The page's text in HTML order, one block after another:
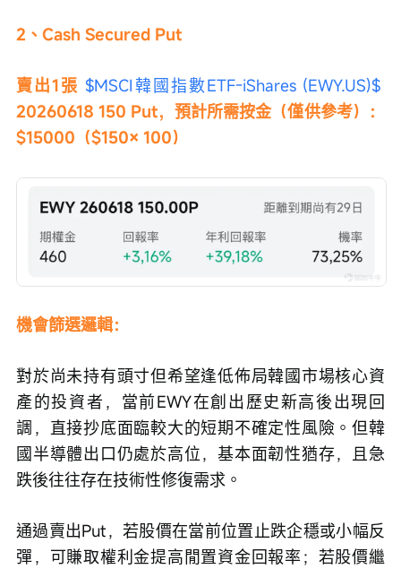
2、Cash Secured Put
賣出1張 $MSCI韓國指數ETF-iShares (EWY.US)$
20260618 150 Put，預計所需按金（僅供參考）：
$15000（$150× 100）
機會篩選邏輯：
對於尚未持有頭寸但希望逢低佈局韓國市場核心資
產的投資者，當前EWY在創出歷史新高後出現回
調，直接抄底面臨較大的短期不確定性風險。但韓
國半導體出口仍處於高位，基本面韌性猶存，且急
跌後往往存在技術性修復需求。
通過賣出Put，若股價在當前位置止跌企穩或小幅反
彈，可賺取權利金提高閒置資金回報率；若股價繼